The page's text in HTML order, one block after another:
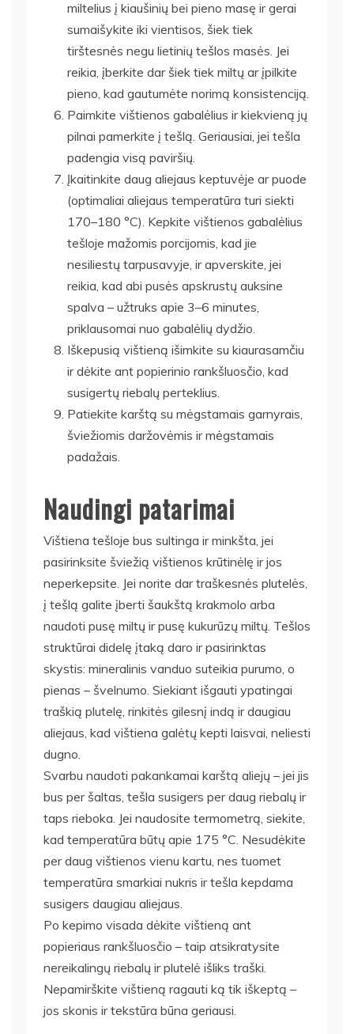
miltelius į kiaušinių bei pieno masę ir gerai
sumaišykite iki vientisos, šiek tiek
tirštesnės negu lietinių tešlos masės. Jei
reikia, įberkite dar šiek tiek miltų ar įpilkite
pieno, kad gautumėte norimą konsistenciją.
Paimkite vištienos gabalėlius ir kiekvieną jų
pilnai pamerkite į tešlą. Geriausiai, jei tešla
padengia visą paviršių.
Įkaitinkite daug aliejaus keptuvėje ar puode
(optimaliai aliejaus temperatūra turi siekti
170–180 °C). Kepkite vištienos gabalėlius
tešloje mažomis porcijomis, kad jie
nesiliestų tarpusavyje, ir apverskite, jei
reikia, kad abi pusės apskrustų auksine
spalva – užtruks apie 3–6 minutes,
priklausomai nuo gabalėlių dydžio.
Iškepusią vištieną išimkite su kiaurasamčiu
ir dėkite ant popierinio rankšluosčio, kad
susigertų riebalų perteklius.
Patiekite karštą su mėgstamais garnyrais,
šviežiomis daržovėmis ir mėgstamais
padažais.
Naudingi patarimai
Vištiena tešloje bus sultinga ir minkšta, jei
pasirinksite šviežią vištienos krūtinėlę ir jos
neperkepsite. Jei norite dar traškesnės plutelės,
į tešlą galite įberti šaukštą krakmolo arba
naudoti pusę miltų ir pusę kukurūzų miltų. Tešlos
struktūrai didelę įtaką daro ir pasirinktas
skystis: mineralinis vanduo suteikia purumo, o
pienas – švelnumo. Siekiant išgauti ypatingai
traškią plutelę, rinkitės gilesnį indą ir daugiau
aliejaus, kad vištiena galėtų kepti laisvai, neliesti
dugno.
Svarbu naudoti pakankamai karštą aliejų – jei jis
bus per šaltas, tešla susigers per daug riebalų ir
taps rieboka. Jei naudosite termometrą, siekite,
kad temperatūra būtų apie 175 °C. Nesudėkite
per daug vištienos vienu kartu, nes tuomet
temperatūra smarkiai nukris ir tešla kepdama
susigers daugiau aliejaus.
Po kepimo visada dėkite vištieną ant
popieriaus rankšluosčio – taip atsikratysite
nereikalingų riebalų ir plutelė išliks traški.
Nepamirškite vištieną ragauti ką tik iškeptą –
jos skonis ir tekstūra būna geriausi.